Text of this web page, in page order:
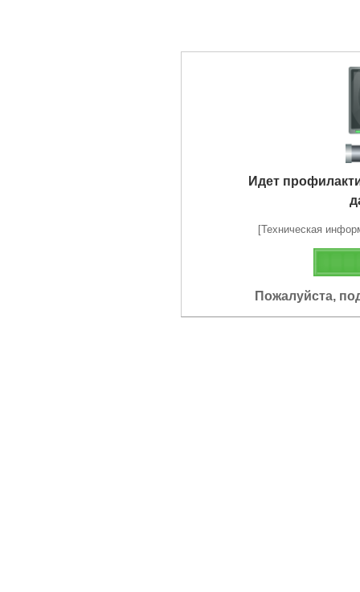
Идет
[Техническая
Пожалуйста,